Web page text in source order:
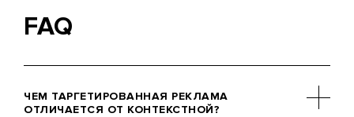
FAQ
ЧЕМ ТАРГЕТИРОВАННАЯ РЕКЛАМА
ОТЛИЧАЕТСЯ ОТ КОНТЕКСТНОЙ?